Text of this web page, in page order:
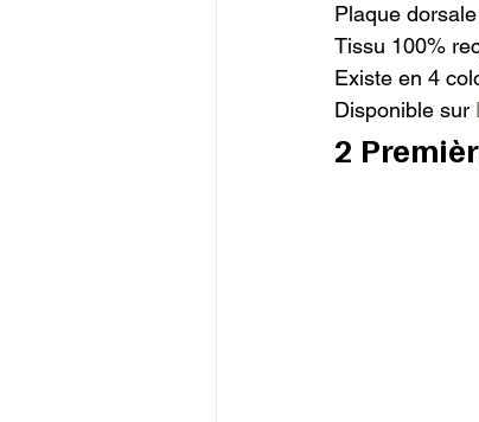
Plaque
Tissu 100%
Existe en 4
Disponible sur
2